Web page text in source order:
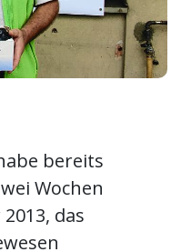
bereits
Wochen
das